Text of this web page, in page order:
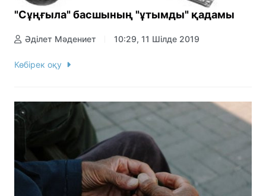
"Сұңғыла" басшының "ұтымды" қадамы
Әділет Мәдениет 10:29, 11 Шілде 2019
Көбірек оқу